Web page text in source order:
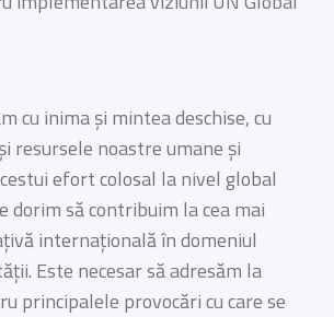
cu inima și mintea deschise, cu
resursele noastre umane și
efort colosal la nivel global
dorim să contribuim la cea mai
internațională în domeniul
Este necesar să adresăm la
principalele provocări cu care se